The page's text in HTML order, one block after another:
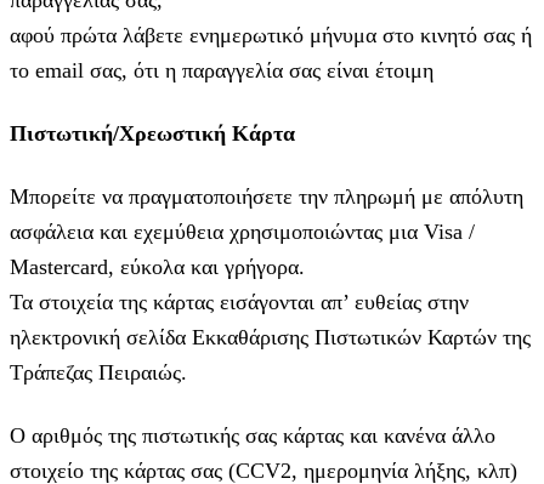
αφού πρώτα λάβετε ενημερωτικό μήνυμα στο κινητό σας ή
το email σας, ότι η παραγγελία σας είναι έτοιμη
Πιστωτική/Χρεωστική Κάρτα
Μπορείτε να πραγματοποιήσετε την πληρωμή με απόλυτη
ασφάλεια και εχεμύθεια χρησιμοποιώντας μια Visa /
Mastercard, εύκολα και γρήγορα.
Τα στοιχεία της κάρτας εισάγoνται απ’ ευθείας στην
ηλεκτρονική σελίδα Εκκαθάρισης Πιστωτικών Καρτών της
Τράπεζας Πειραιώς.
Ο αριθμός της πιστωτικής σας κάρτας και κανένα άλλο
στοιχείο της κάρτας σας (CCV2, ημερομηνία λήξης, κλπ)